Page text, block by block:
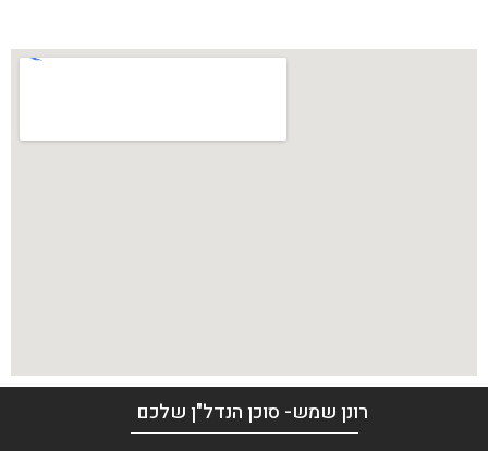
רונן שמש- סוכן הנדל"ן שלכם